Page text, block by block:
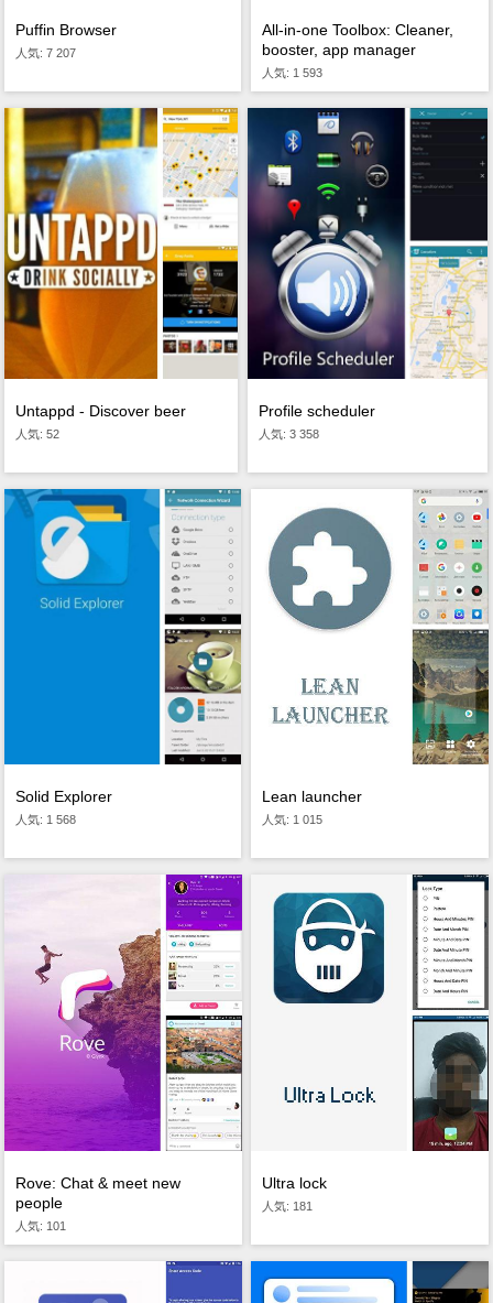
Puffin Browser
人気: 7 207
All-in-one Toolbox: Cleaner,
booster, app manager
人気: 1 593
Untappd - Discover beer
人気: 52
Profile scheduler
人気: 3 358
Solid Explorer
人気: 1 568
Lean launcher
人気: 1 015
Rove: Chat & meet new
people
人気: 101
Ultra lock
人気: 181